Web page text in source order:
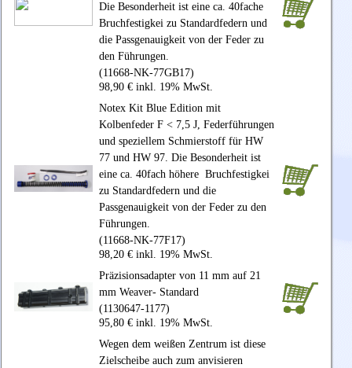
Die Besonderheit ist eine ca. 40fache
Bruchfestigkei zu Standardfedern und
die Passgenauigkeit von der Feder zu
den Führungen.
(11668-NK-77GB17)
98,90 € inkl. 19% MwSt.
Notex Kit Blue Edition mit
Kolbenfeder F < 7,5 J, Federführungen
und speziellem Schmierstoff für HW
77 und HW 97. Die Besonderheit ist
eine ca. 40fach höhere Bruchfestigkei
zu Standardfedern und die
Passgenauigkeit von der Feder zu den
Führungen.
(11668-NK-77F17)
98,20 € inkl. 19% MwSt.
Präzisionsadapter von 11 mm auf 21
mm Weaver- Standard
(1130647-1177)
95,80 € inkl. 19% MwSt.
Wegen dem weißen Zentrum ist diese
Zielscheibe auch zum anvisieren